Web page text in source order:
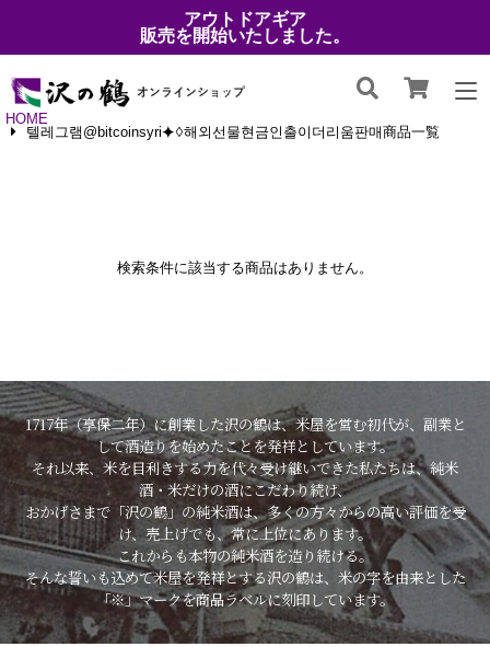
アウトドアギア
販売を開始いたしました。
HOME
텔레그램@bitcoinsyri⯌♢해외선물현금인출이더리움판매商品一覧
検索条件に該当する商品はありません。
1717年（享保二年）に創業した沢の鶴は、米屋を営む初代が、副業と
して酒造りを始めたことを発祥としています。
それ以来、米を目利きする力を代々受け継いできた私たちは、純米
酒・米だけの酒にこだわり続け、
おかげさまで「沢の鶴」の純米酒は、多くの方々からの高い評価を受
け、売上げでも、常に上位にあります。
これからも本物の純米酒を造り続ける。
そんな誓いも込めて米屋を発祥とする沢の鶴は、米の字を由来とした
「※」マークを商品ラベルに刻印しています。